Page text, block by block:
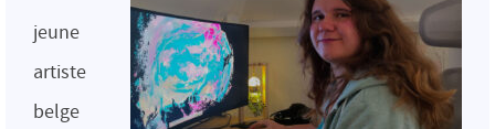
jeune
artiste
belge